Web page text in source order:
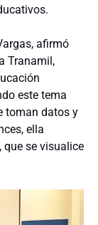
afirmó
Tranamil,
este tema
toman datos y
ella
que se visualice